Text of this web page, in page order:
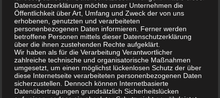
0
AKTUELLES 26. FEBRUAR 2024
Protokollentwurf GWA Neu
Olvenstedt vom 21.2.2024
Protokollentwurf GWA Neu Olvenstedt vom
Mittwoch, dem 21.02.2024 ab 17:30 Uhr Wilhelm
Datenschutzerklärung möchte unser Unternehmen die
Öffentlichkeit über Art, Umfang und Zweck der von uns
erhobenen, genutzten und verarbeiteten
personenbezogenen Daten informieren. Ferner werden
betroffene Personen mittels dieser Datenschutzerklärung
über die ihnen zustehenden Rechte aufgeklärt.
Wir haben als für die Verarbeitung Verantwortlicher
zahlreiche technische und organisatorische Maßnahmen
umgesetzt, um einen möglichst lückenlosen Schutz der über
diese Internetseite verarbeiteten personenbezogenen Daten
sicherzustellen. Dennoch können Internetbasierte
Datenübertragungen grundsätzlich Sicherheitslücken